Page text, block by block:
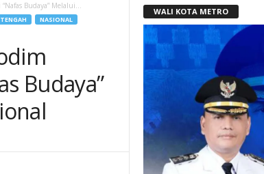
Budaya” Melalui...
NASIONAL
Budaya”
WALI KOTA METRO